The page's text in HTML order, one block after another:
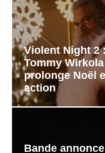
Violent Night 2
Tommy Wirkola
prolonge Noël
action
Bande